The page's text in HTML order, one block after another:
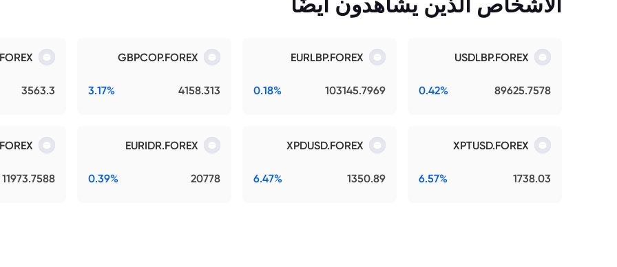
USDLBP.FOREX
89625.7578
0.42%
EURLBP.FOREX
103145.7969
0.18%
GBPCOP.FOREX
4158.313
3.17%
3563.3
XPTUSD.FOREX
1738.03
6.57%
XPDUSD.FOREX
1350.89
6.47%
EURIDR.FOREX
20778
0.39%
11973.7588